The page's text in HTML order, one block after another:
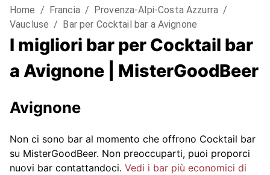
Home / Francia / Provenza-Alpi-Costa Azzurra /
Vaucluse / Bar per Cocktail bar a Avignone
I migliori bar per Cocktail bar
a Avignone | MisterGoodBeer
Avignone
Non ci sono bar al momento che offrono Cocktail bar
su MisterGoodBeer. Non preoccuparti, puoi proporci
nuovi bar contattandoci. Vedi i bar più economici di